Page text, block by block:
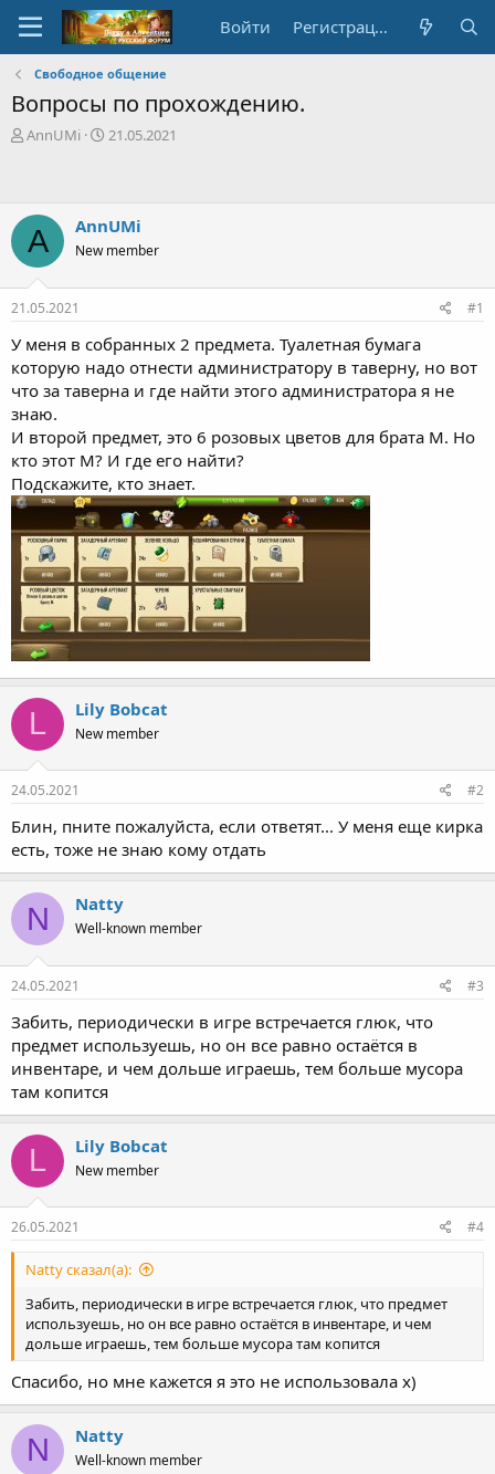
Войти Регистрация
Свободное общение
Вопросы по прохождению.
А
р
е
м
ы
AnnUMi
Д
о
з
а
и
я
21.05.2021
A AnnUMi
New member
21.05.2021 #1
У меня в собранных 2 предмета. Туалетная бумага
которую надо отнести администратору в таверну, но вот
что за таверна и где найти этого администратора я не
знаю.
И второй предмет, это 6 розовых цветов для брата М. Но
кто этот М? И где его найти?
Подскажите, кто знает.
L Lily Bobcat
New member
24.05.2021 #2
Блин, пните пожалуйста, если ответят... У меня еще кирка
есть, тоже не знаю кому отдать
N Natty
Well-known member
24.05.2021 #3
Забить, периодически в игре встречается глюк, что
предмет используешь, но он все равно остаётся в
инвентаре, и чем дольше играешь, тем больше мусора
там копится
L Lily Bobcat
New member
26.05.2021 #4
Natty сказал(а):
Забить, периодически в игре встречается глюк, что предмет
используешь, но он все равно остаётся в инвентаре, и чем
дольше играешь, тем больше мусора там копится
Спасибо, но мне кажется я это не использовала х)
N Natty
Well-known member